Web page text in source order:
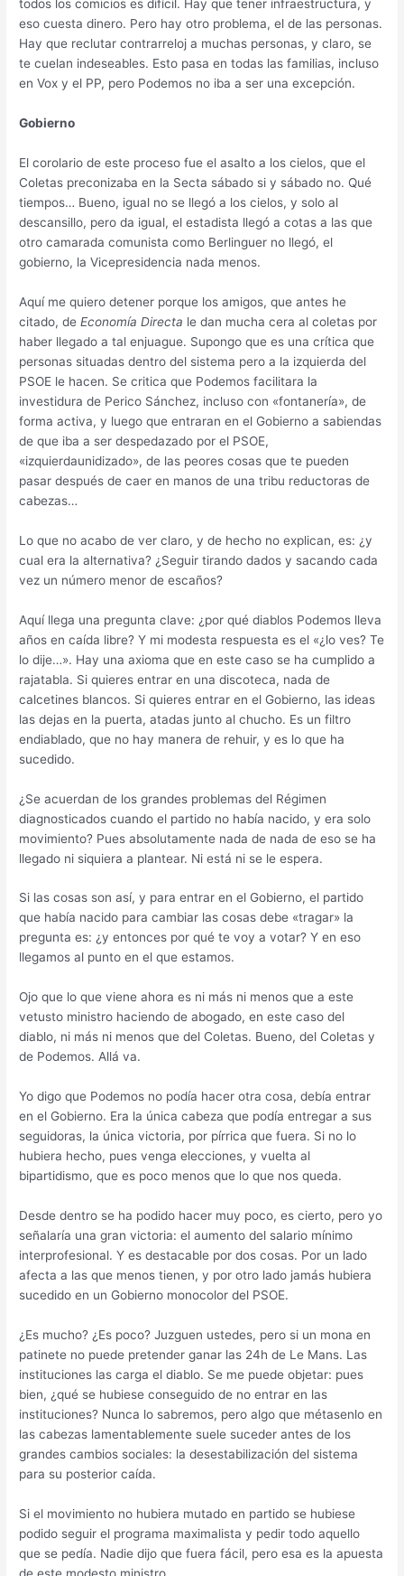
todos los comicios es difícil. Hay que tener infraestructura, y
eso cuesta dinero. Pero hay otro problema, el de las personas.
Hay que reclutar contrarreloj a muchas personas, y claro, se
te cuelan indeseables. Esto pasa en todas las familias, incluso
en Vox y el PP, pero Podemos no iba a ser una excepción.
Gobierno
El corolario de este proceso fue el asalto a los cielos, que el
Coletas preconizaba en la Secta sábado si y sábado no. Qué
tiempos… Bueno, igual no se llegó a los cielos, y solo al
descansillo, pero da igual, el estadista llegó a cotas a las que
otro camarada comunista como Berlinguer no llegó, el
gobierno, la Vicepresidencia nada menos.
Aquí me quiero detener porque los amigos, que antes he
citado, deEconomía Directa le dan mucha cera al coletas por
haber llegado a tal enjuague. Supongo que es una crítica que
personas situadas dentro del sistema pero a la izquierda del
PSOE le hacen. Se critica que Podemos facilitara la
investidura de Perico Sánchez, incluso con «fontanería», de
forma activa, y luego que entraran en el Gobierno a sabiendas
de que iba a ser despedazado por el PSOE,
«izquierdaunidizado», de las peores cosas que te pueden
pasar después de caer en manos de una tribu reductoras de
cabezas…
Lo que no acabo de ver claro, y de hecho no explican, es: ¿y
cual era la alternativa? ¿Seguir tirando dados y sacando cada
vez un número menor de escaños?
Aquí llega una pregunta clave: ¿por qué diablos Podemos lleva
años en caída libre? Y mi modesta respuesta es el «¿lo ves? Te
lo dije…». Hay una axioma que en este caso se ha cumplido a
rajatabla. Si quieres entrar en una discoteca, nada de
calcetines blancos. Si quieres entrar en el Gobierno, las ideas
las dejas en la puerta, atadas junto al chucho. Es un filtro
endiablado, que no hay manera de rehuir, y es lo que ha
sucedido.
¿Se acuerdan de los grandes problemas del Régimen
diagnosticados cuando el partido no había nacido, y era solo
movimiento? Pues absolutamente nada de nada de eso se ha
llegado ni siquiera a plantear. Ni está ni se le espera.
Si las cosas son así, y para entrar en el Gobierno, el partido
que había nacido para cambiar las cosas debe «tragar» la
pregunta es: ¿y entonces por qué te voy a votar? Y en eso
llegamos al punto en el que estamos.
Ojo que lo que viene ahora es ni más ni menos que a este
vetusto ministro haciendo de abogado, en este caso del
diablo, ni más ni menos que del Coletas. Bueno, del Coletas y
de Podemos. Allá va.
Yo digo que Podemos no podía hacer otra cosa, debía entrar
en el Gobierno. Era la única cabeza que podía entregar a sus
seguidoras, la única victoria, por pírrica que fuera. Si no lo
hubiera hecho, pues venga elecciones, y vuelta al
bipartidismo, que es poco menos que lo que nos queda.
Desde dentro se ha podido hacer muy poco, es cierto, pero yo
señalaría una gran victoria: el aumento del salario mínimo
interprofesional. Y es destacable por dos cosas. Por un lado
afecta a las que menos tienen, y por otro lado jamás hubiera
sucedido en un Gobierno monocolor del PSOE.
¿Es mucho? ¿Es poco? Juzguen ustedes, pero si un mona en
patinete no puede pretender ganar las 24h de Le Mans. Las
instituciones las carga el diablo. Se me puede objetar: pues
bien, ¿qué se hubiese conseguido de no entrar en las
instituciones? Nunca lo sabremos, pero algo que métasenlo en
las cabezas lamentablemente suele suceder antes de los
grandes cambios sociales: la desestabilización del sistema
para su posterior caída.
Si el movimiento no hubiera mutado en partido se hubiese
podido seguir el programa maximalista y pedir todo aquello
que se pedía. Nadie dijo que fuera fácil, pero esa es la apuesta
de este modesto ministro.